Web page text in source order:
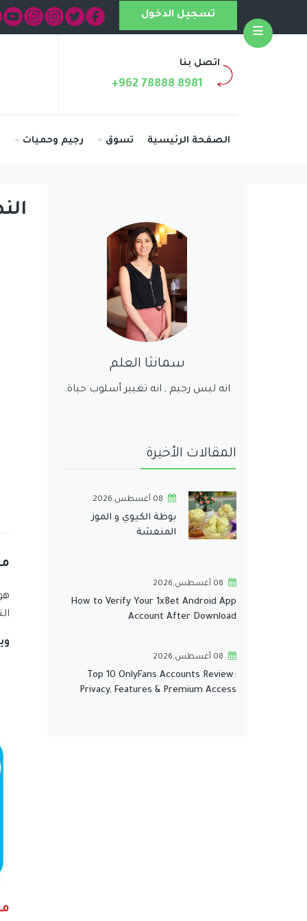
تسجيل الدخول
اتصل بنا
+962 78888 8981
الصفحة الرئيسية تسوق رجيم وحميات
سمانثا العلم
انه ليس رجيم , انه تغيير أسلوب حياة.
المقالات الأخيرة
08 أغسطس,2026
بوظة الكيوي و الموز
المنعشة
08 أغسطس,2026
How to Verify Your 1xBet Android App
Account After Download
08 أغسطس,2026
Top 10 OnlyFans Accounts Review:
Privacy, Features & Premium Access